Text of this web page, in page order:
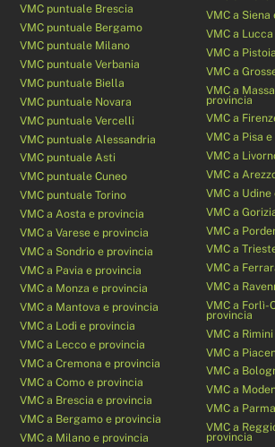
VMC puntuale Brescia
VMC puntuale Bergamo
VMC puntuale Milano
VMC puntuale Verbania
VMC puntuale Biella
VMC puntuale Novara
VMC puntuale Vercelli
VMC puntuale Alessandria
VMC puntuale Asti
VMC puntuale Cuneo
VMC puntuale Torino
VMC a Aosta e provincia
VMC a Varese e provincia
VMC a Sondrio e provincia
VMC a Pavia e provincia
VMC a Monza e provincia
VMC a Mantova e provincia
VMC a Lodi e provincia
VMC a Lecco e provincia
VMC a Cremona e provincia
VMC a Como e provincia
VMC a Brescia e provincia
VMC a Bergamo e provincia
VMC a Milano e provincia
VMC a Siena
VMC a
VMC a
VMC a
VMC a
provincia
VMC a
VMC a Pisa
VMC a
VMC a
VMC a
VMC a
VMC a
VMC a
VMC a
VMC a
VMC a Forlì-
provincia
VMC a
VMC a
VMC a
VMC a
VMC a
VMC a
provincia